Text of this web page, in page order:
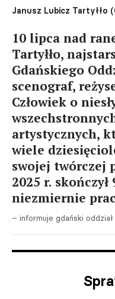
Janusz Lubicz Tartyłło
10 lipca nad
Tartyłło,
Gdańskiego
scenograf,
Człowiek o
artystycznych,
wiele
swojej twórczej
2025 r.
niezmiernie
– informuje gdański oddział